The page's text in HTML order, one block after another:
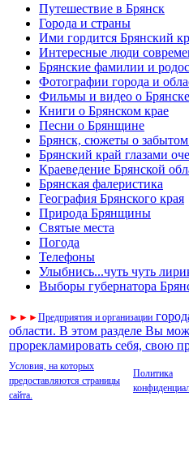
Путешествие в Брянск
Города и страны
Ими гордится Брянский
Интересные люди
Брянские фамилии и
Фотографии города и
Фильмы и видео о Брянске
Книги о Брянском крае
Песни о Брянщине
Брянск, сюжеты о
Брянский край глазами
Краеведение Брянской
Брянская фалеристика
География Брянского края
Природа Брянщины
Святые места
Погода
Телефоны
Улыбнись...чуть чуть
Выборы губернатора
► ► ►Предприятия и организации
области. В этом разделе Вы
прорекламировать себя, свою
Условия, на которых
предоставляются страницы
сайта.
Политика